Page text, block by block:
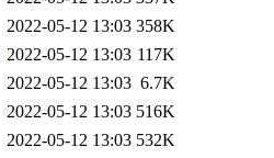
2022-05-12 13:03 358K
2022-05-12 13:03 117K
2022-05-12 13:03 6.7K
2022-05-12 13:03 516K
2022-05-12 13:03 532K